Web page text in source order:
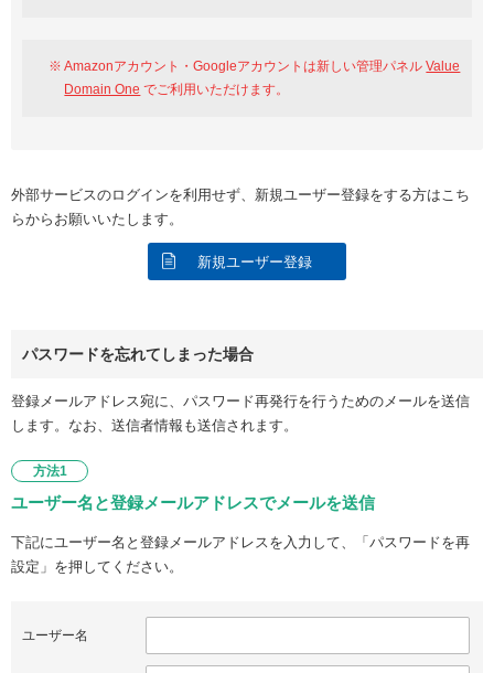
Amazonアカウント・Googleアカウントは新しい管理パネルValue
Domain One でご利用いただけます。
外部サービスのログインを利用せず、新規ユーザー登録をする方はこち
らからお願いいたします。
新規ユーザー登録
パスワードを忘れてしまった場合
登録メールアドレス宛に、パスワード再発行を行うためのメールを送信
します。なお、送信者情報も送信されます。
方法1
ユーザー名と登録メールアドレスでメールを送信
下記にユーザー名と登録メールアドレスを入力して、「パスワードを再
設定」を押してください。
ユーザー名